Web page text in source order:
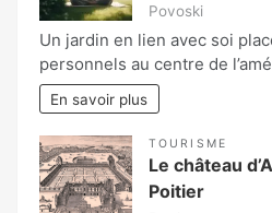
Povoski
Un jardin en lien avec soi
personnels au centre de
En savoir plus
TOURISME
Le château
Poitier